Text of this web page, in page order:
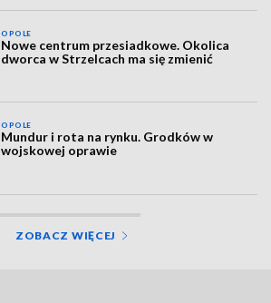
OPOLE
Nowe centrum przesiadkowe. Okolica
dworca w Strzelcach ma się zmienić
OPOLE
Mundur i rota na rynku. Grodków w
wojskowej oprawie
ZOBACZ WIĘCEJ